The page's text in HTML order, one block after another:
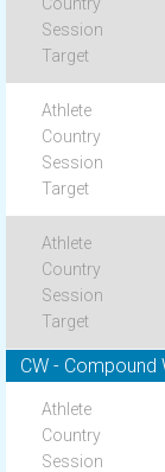
CW - Compound